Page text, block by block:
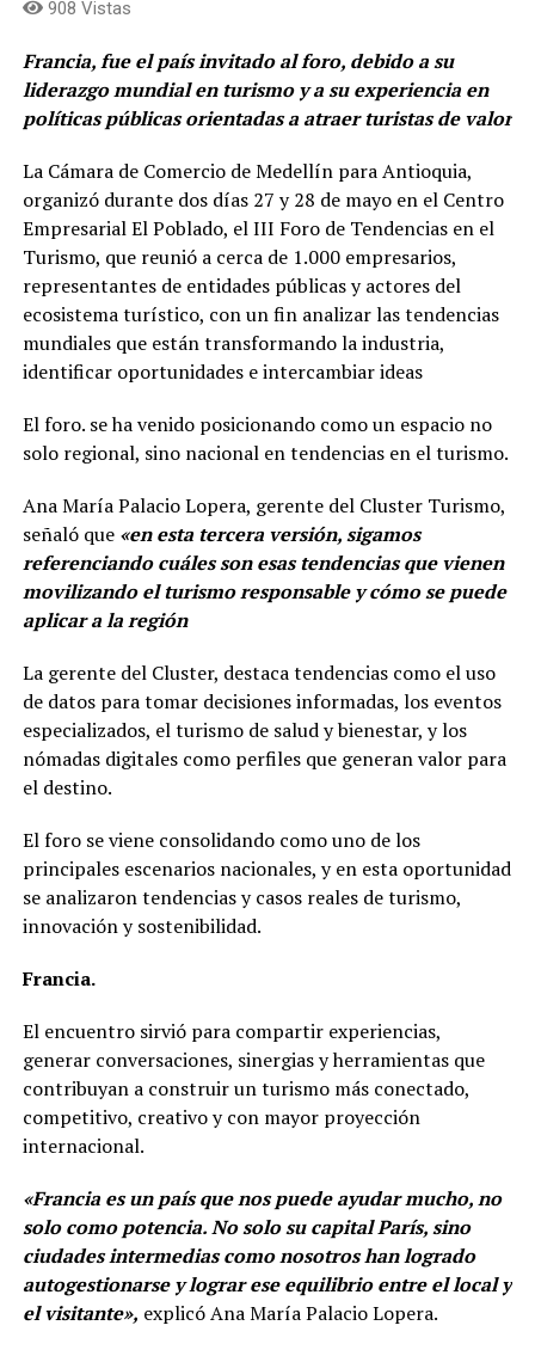
908 Vistas
Francia, fue el país invitado al foro, debido a su
liderazgo mundial en turismo y a su experiencia en
políticas públicas orientadas a atraer turistas de valor
La Cámara de Comercio de Medellín para Antioquia,
organizó durante dos días 27 y 28 de mayo en el Centro
Empresarial El Poblado, el III Foro de Tendencias en el
Turismo, que reunió a cerca de 1.000 empresarios,
representantes de entidades públicas y actores del
ecosistema turístico, con un fin analizar las tendencias
mundiales que están transformando la industria,
identificar oportunidades e intercambiar ideas
El foro. se ha venido posicionando como un espacio no
solo regional, sino nacional en tendencias en el turismo.
Ana María Palacio Lopera, gerente del Cluster Turismo,
señaló que «en esta tercera versión, sigamos
referenciando cuáles son esas tendencias que vienen
movilizando el turismo responsable y cómo se puede
aplicar a la región
La gerente del Cluster, destaca tendencias como el uso
de datos para tomar decisiones informadas, los eventos
especializados, el turismo de salud y bienestar, y los
nómadas digitales como perfiles que generan valor para
el destino.
El foro se viene consolidando como uno de los
principales escenarios nacionales, y en esta oportunidad
se analizaron tendencias y casos reales de turismo,
innovación y sostenibilidad.
Francia.
El encuentro sirvió para compartir experiencias,
generar conversaciones, sinergias y herramientas que
contribuyan a construir un turismo más conectado,
competitivo, creativo y con mayor proyección
internacional.
«Francia es un país que nos puede ayudar mucho, no
solo como potencia. No solo su capital París, sino
ciudades intermedias como nosotros han logrado
autogestionarse y lograr ese equilibrio entre el local y
el visitante», explicó Ana María Palacio Lopera.